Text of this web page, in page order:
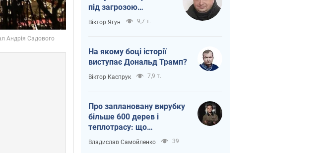
під загрозою
критична логістика
Віктор Ягун 9,7 т.
На якому боці історії
виступає Дональд Трамп?
Віктор Каспрук 7,9 т.
Про заплановану вирубку
більше 600 дерев і
теплотрасу: що
відбувається на Теремках
у Києві
Владислав Самойленко 39